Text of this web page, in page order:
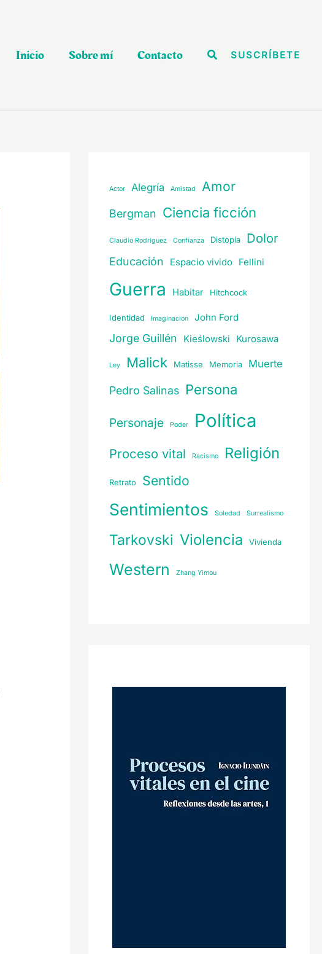
Inicio Sobre mí Contacto BuscarSUSCRÍBETE
Actor Alegría Amistad Amor
Bergman Ciencia ficción
Claudio Rodríguez Confianza Distopía Dolor
Educación Espacio vivido Fellini
Guerra Habitar Hitchcock
Identidad Imaginación John Ford
Jorge Guillén Kieślowski Kurosawa
Ley Malick Matisse Memoria Muerte
Pedro Salinas Persona
Personaje Poder Política
Proceso vital Racismo Religión
Retrato Sentido
Sentimientos Soledad Surrealismo
Tarkovski Violencia Vivienda
Western Zhang Yimou